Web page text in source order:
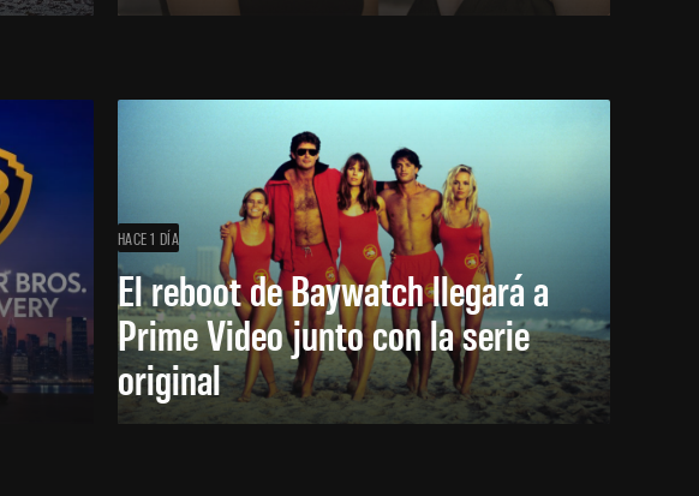
HACE 1 DÍA
El reboot de Baywatch llegará a
Prime Video junto con la serie
original